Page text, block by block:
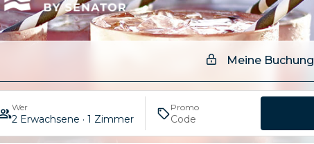
Meine Buchung
Wer
2 Erwachsene · 1 Zimmer
Promo